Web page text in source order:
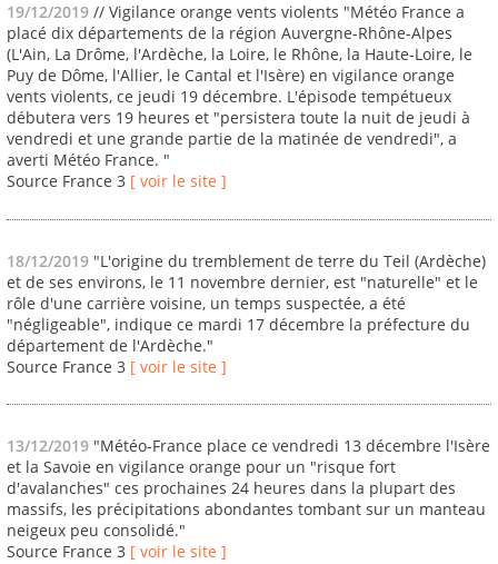
19/12/2019 // Vigilance orange vents violents "Météo France a
placé dix départements de la région Auvergne-Rhône-Alpes
(L'Ain, La Drôme, l'Ardèche, la Loire, le Rhône, la Haute-Loire, le
Puy de Dôme, l'Allier, le Cantal et l'Isère) en vigilance orange
vents violents, ce jeudi 19 décembre. L'épisode tempétueux
débutera vers 19 heures et "persistera toute la nuit de jeudi à
vendredi et une grande partie de la matinée de vendredi", a
averti Météo France. "
Source France 3 [ voir le site ]
18/12/2019 "L'origine du tremblement de terre du Teil (Ardèche)
et de ses environs, le 11 novembre dernier, est "naturelle" et le
rôle d'une carrière voisine, un temps suspectée, a été
"négligeable", indique ce mardi 17 décembre la préfecture du
département de l'Ardèche."
Source France 3 [ voir le site ]
13/12/2019 "Météo-France place ce vendredi 13 décembre l'Isère
et la Savoie en vigilance orange pour un "risque fort
d'avalanches" ces prochaines 24 heures dans la plupart des
massifs, les précipitations abondantes tombant sur un manteau
neigeux peu consolidé."
Source France 3 [ voir le site ]